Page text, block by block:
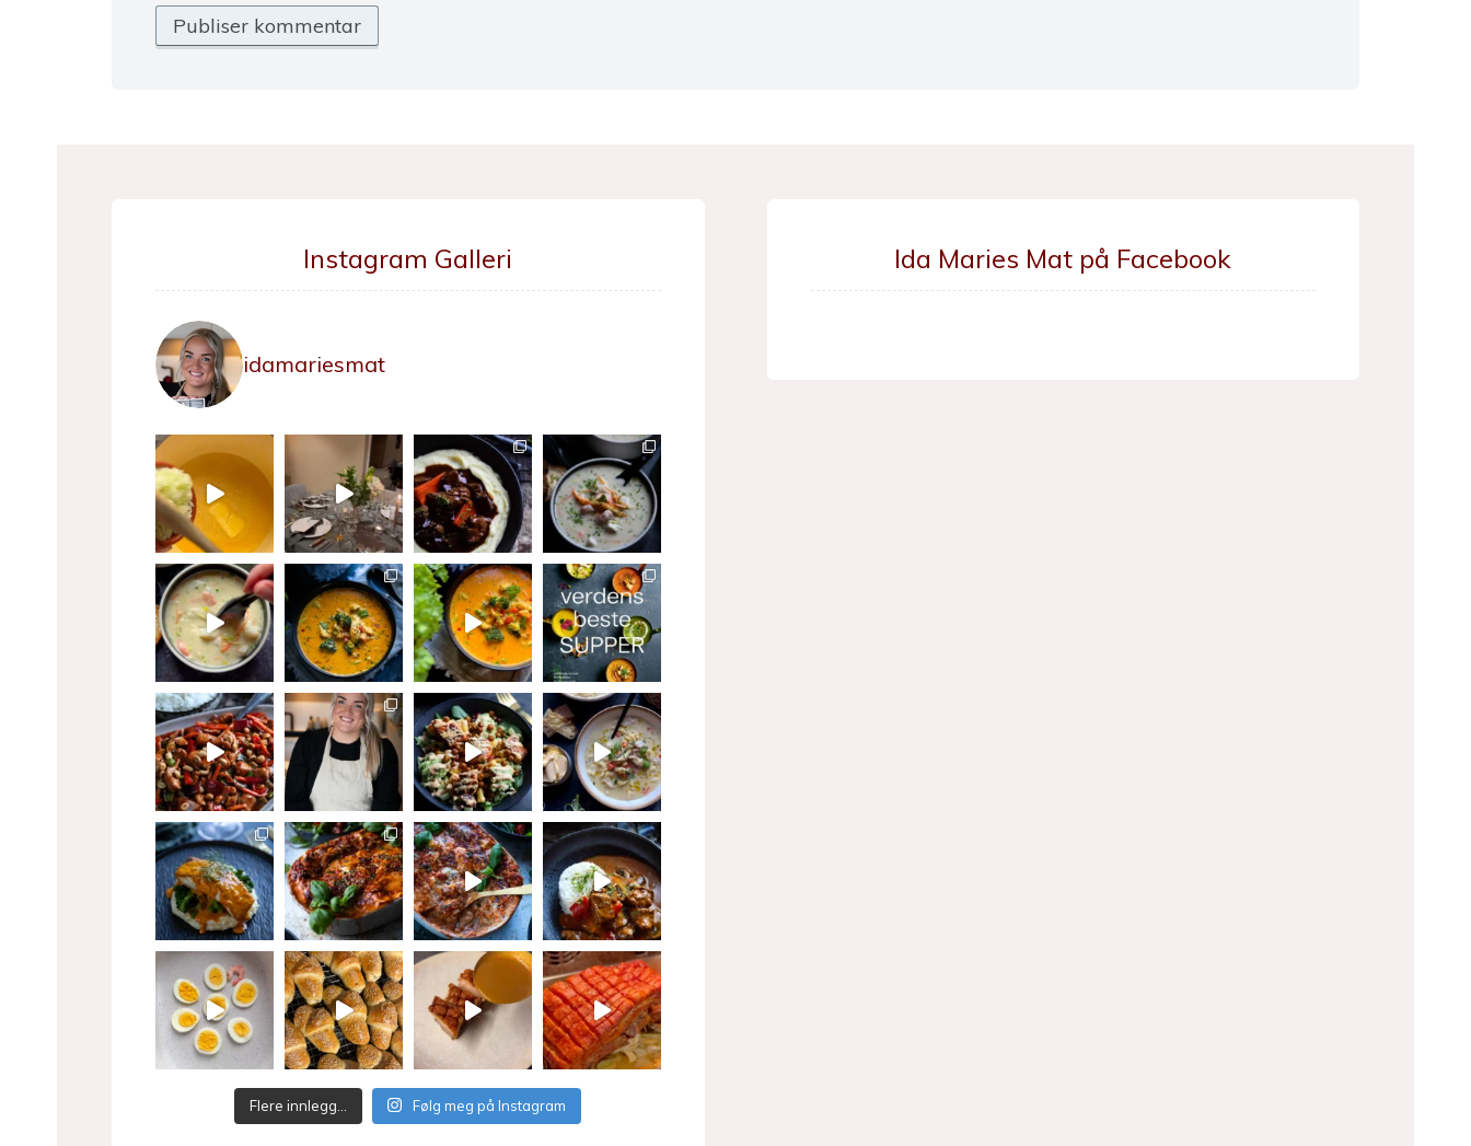
Instagram Galleri
idamariesmat
Flere innlegg… Følg meg på Instagram
Ida Maries Mat på Facebook